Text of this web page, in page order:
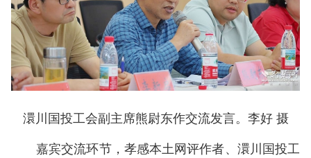
澴川国投工会副主席熊尉东作交流发言。李好 摄
嘉宾交流环节，孝感本土网评作者、澴川国投工